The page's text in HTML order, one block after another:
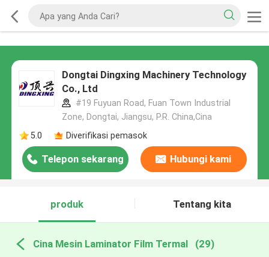
Dongtai Dingxing Machinery Technology
Co., Ltd
#19 Fuyuan Road, Fuan Town Industrial
Zone, Dongtai, Jiangsu, P.R. China,Cina
5.0
Diverifikasi pemasok
Telepon sekarang Hubungi kami
produk Tentang kita
Cina Mesin Laminator Film Termal (29)